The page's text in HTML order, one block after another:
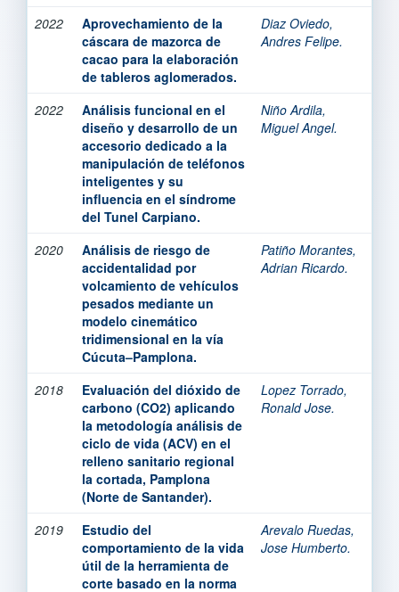
2022
Aprovechamiento de la
cáscara de mazorca de
cacao para la elaboración
de tableros aglomerados.
Diaz Oviedo,
Andres Felipe.
2022
Análisis funcional en el
diseño y desarrollo de un
accesorio dedicado a la
manipulación de teléfonos
inteligentes y su
influencia en el síndrome
del Tunel Carpiano.
Niño Ardila,
Miguel Angel.
2020
Análisis de riesgo de
accidentalidad por
volcamiento de vehículos
pesados mediante un
modelo cinemático
tridimensional en la vía
Cúcuta–Pamplona.
Patiño Morantes,
Adrian Ricardo.
2018
Evaluación del dióxido de
carbono (CO2) aplicando
la metodología análisis de
ciclo de vida (ACV) en el
relleno sanitario regional
la cortada, Pamplona
(Norte de Santander).
Lopez Torrado,
Ronald Jose.
2019
Estudio del
comportamiento de la vida
útil de la herramienta de
corte basado en la norma
Arevalo Ruedas,
Jose Humberto.